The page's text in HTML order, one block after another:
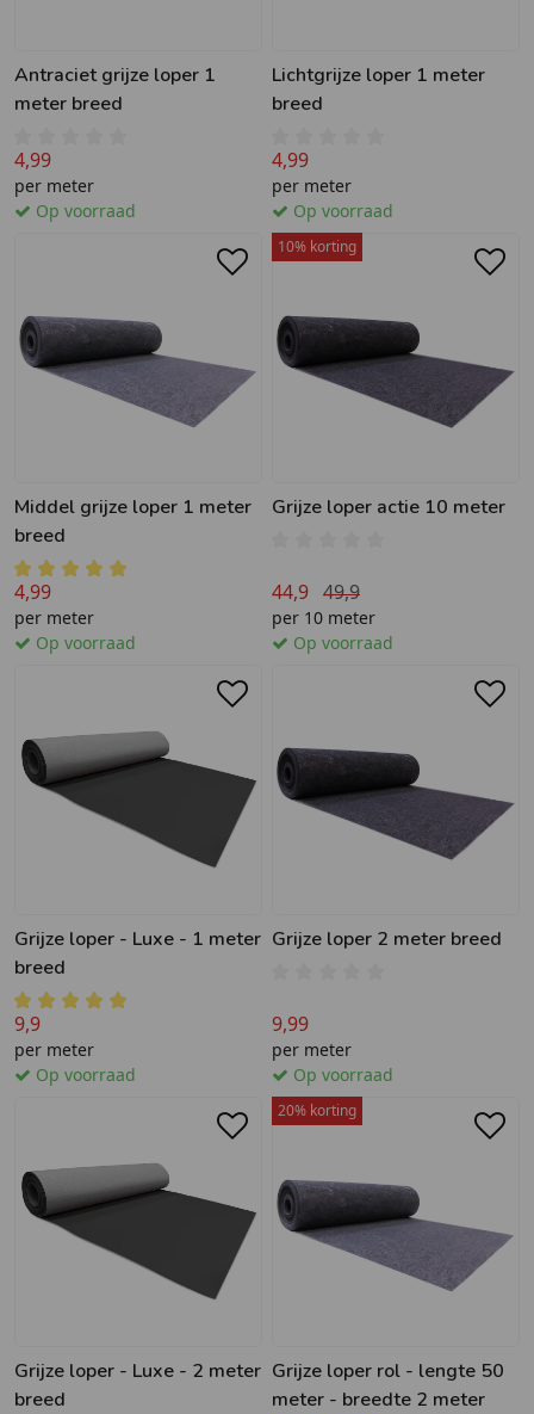
Antraciet grijze loper 1
meter breed
4,99
per meter
Op voorraad
Lichtgrijze loper 1 meter
breed
4,99
per meter
Op voorraad
Middel grijze loper 1 meter
breed
4,99
per meter
Op voorraad
10% korting
Grijze loper actie 10 meter
44,9 49,9
per 10 meter
Op voorraad
Grijze loper - Luxe - 1 meter
breed
9,9
per meter
Op voorraad
Grijze loper 2 meter breed
9,99
per meter
Op voorraad
Grijze loper - Luxe - 2 meter
breed
20% korting
Grijze loper rol - lengte 50
meter - breedte 2 meter